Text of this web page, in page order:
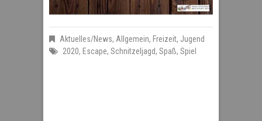
Aktuelles/News, Allgemein, Freizeit, Jugend
2020, Escape, Schnitzeljagd, Spaß, Spiel